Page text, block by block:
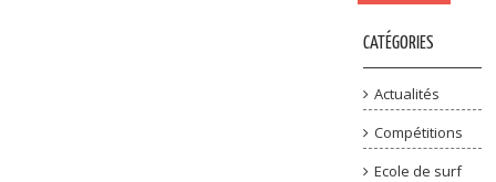
CATÉGORIES
Actualités
Compétitions
Ecole de surf